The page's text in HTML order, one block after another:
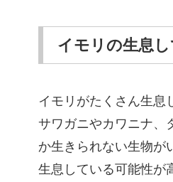
イモリの生息
イモリがたくさん生息
サワガニやカワニナ、
か生きられない生物が
生息している可能性が